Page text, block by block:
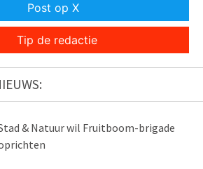
Post op X
Tip de redactie
& Natuur wil Fruitboom-brigade